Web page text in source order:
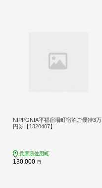
NIPPONIA平福宿場町宿泊ご優待3万
円券【1320407】
兵庫県佐用町
130,000 円